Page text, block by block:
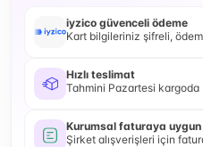
iyzico güvenceli ödeme
Kart bilgileriniz şifreli,
Hızlı teslimat
Tahmini Pazartesi kargoda
Kurumsal faturaya uygun
Şirket alışverişleri için